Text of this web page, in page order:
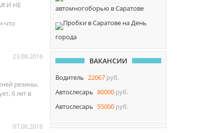
И НЕ
что
23.08.2016
резины,
6 лет в
07.08.2016
автомногоборью в Саратове
Пробки в Саратове на День
города
ВАКАНСИИ
Водитель 22067 руб.
Автослесарь 80000 руб.
Автослесарь 55000 руб.